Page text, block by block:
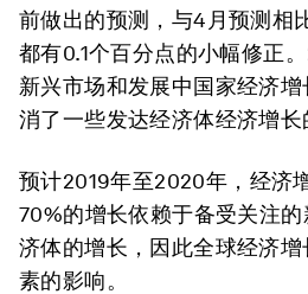
前做出的预测，与4月预测相
都有0.1个百分点的小幅修正
新兴市场和发展中国家经济
消了一些发达经济体经济增长
预计2019年至2020年，经济
70%的增长依赖于备受关注
济体的增长，因此全球经济
素的影响。